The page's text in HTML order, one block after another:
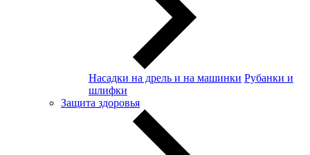
Насадки на дрель и на машинки Рубанки и
шлифки
Защита здоровья